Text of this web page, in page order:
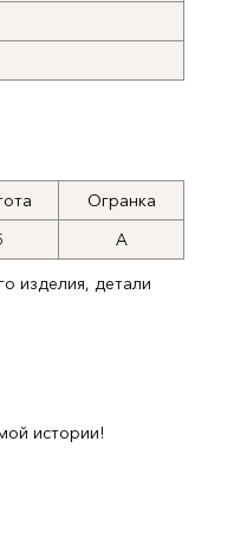
Огранка
А
изделия, детали
истории!